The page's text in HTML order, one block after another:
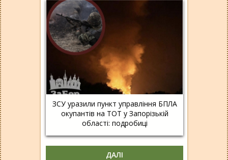
ЗСУ уразили пункт управління БПЛА
окупантів на ТОТ у Запорізькій
області: подробиці
ДАЛІ